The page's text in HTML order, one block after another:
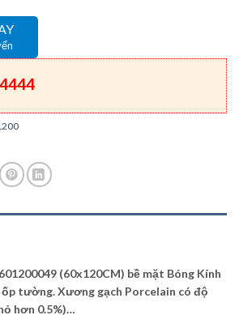
(60x120CM) bề mặt Bóng Kính
ốp tường. Xương gạch Porcelain có độ
hơn 0.5%)…